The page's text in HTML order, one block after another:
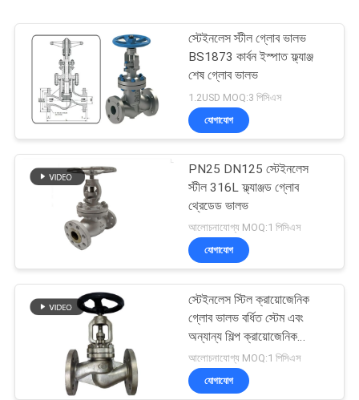
স্টেইনলেস স্টীল গ্লোব ভালভ
BS1873 কার্বন ইস্পাত ফ্ল্যাঞ্জ
শেষ গ্লোব ভালভ
1.2USD MOQ:3 পিসিএস
যোগাযোগ
PN25 DN125 স্টেইনলেস
স্টীল 316L ফ্ল্যাঞ্জড গ্লোব
থ্রেডেড ভালভ
আলোচনাযোগ্য MOQ:1 পিসিএস
যোগাযোগ
স্টেইনলেস স্টিল ক্রায়োজেনিক
গ্লোব ভালভ বর্ধিত স্টেম এবং
অন্যান্য শিল্প ক্রায়োজেনিক
গ্যাসের জন্য
আলোচনাযোগ্য MOQ:1 পিসিএস
যোগাযোগ